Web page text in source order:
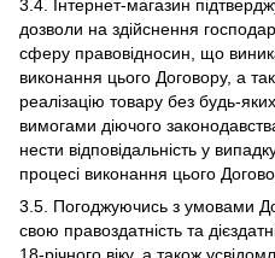
3.4. Інтернет-магазин
дозволи на здійснення
сферу правовідносин, що
виконання цього Договору, а
реалізацію товару без будь-
вимогами діючого
нести відповідальність у
процесі виконання цього
3.5. Погоджуючись з умовами
свою правоздатність та